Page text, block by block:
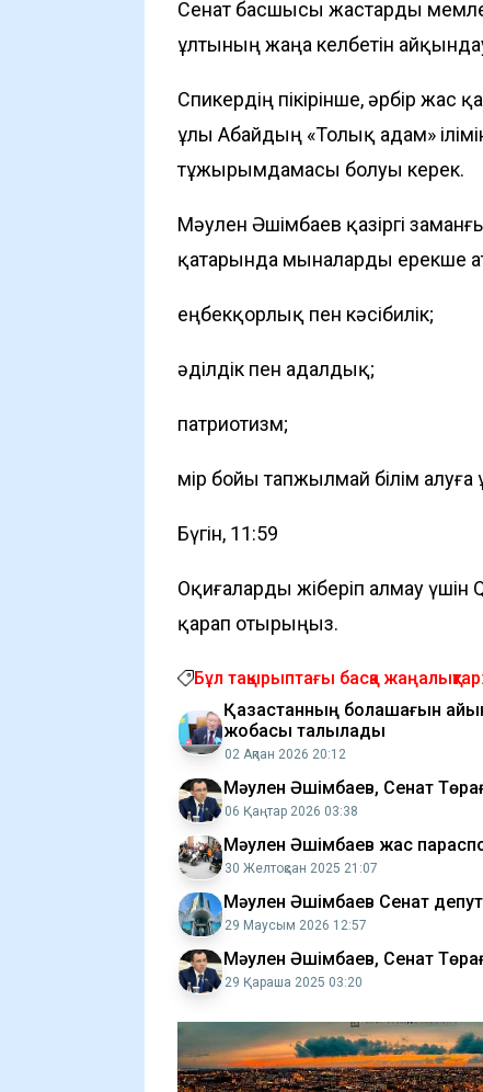
Сенат басшысы жастарды
ұлтының жаңа келбетін
Спикердің пікірінше, әрбір жас
ұлы Абайдың «Толық адам»
тұжырымдамасы болуы керек.
Мәулен Әшімбаев қазіргі
қатарында мыналарды ерекше
еңбекқорлық пен кәсібилік;
әділдік пен адалдық;
патриотизм;
өмір бойы тапжылмай білім алуға
Бүгін, 11:59
Оқиғаларды жіберіп алмау үшін
қарап отырыңыз.
Бұл тақырыптағы басқа жаңалықтар:
Қазақстанның болашағын
жобасы талқылады
02 Ақпан 2026 20:12
Мәулен Әшімбаев, Сенат
06 Қаңтар 2026 03:38
Мәулен Әшімбаев жас
30 Желтоқсан 2025 21:07
Мәулен Әшімбаев Сенат
29 Маусым 2026 12:57
Мәулен Әшімбаев, Сенат
29 Қараша 2025 03:20